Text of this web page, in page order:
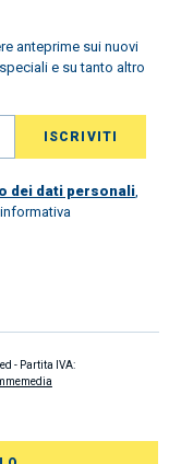
anteprime sui nuovi
e su tanto altro
dei dati personali,
- Partita IVA: